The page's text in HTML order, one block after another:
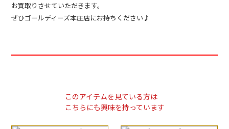
お買取りさせていただきます。
ぜひゴールディーズ本庄店にお持ちください♪
このアイテムを見ている方は
こちらにも興味を持っています